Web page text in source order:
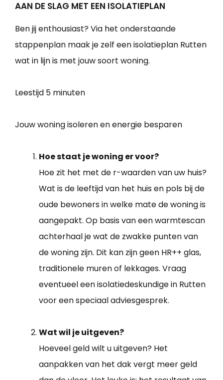
AAN DE SLAG MET EEN ISOLATIEPLAN
Ben jij enthousiast? Via het onderstaande
stappenplan maak je zelf een isolatieplan Rutten
wat in lijn is met jouw soort woning.
Leestijd 5 minuten
Jouw woning isoleren en energie besparen
Hoe staat je woning er voor?
Hoe zit het met de r-waarden van uw huis?
Wat is de leeftijd van het huis en pols bij de
oude bewoners in welke mate de woning is
aangepakt. Op basis van een warmtescan
achterhaal je wat de zwakke punten van
de woning zijn. Dit kan zijn geen HR++ glas,
traditionele muren of lekkages. Vraag
eventueel een isolatiedeskundige in Rutten
voor een speciaal adviesgesprek.
Wat wil je uitgeven?
Hoeveel geld wilt u uitgeven? Het
aanpakken van het dak vergt meer geld